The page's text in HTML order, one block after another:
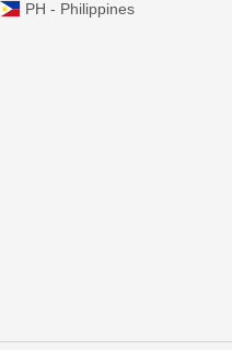
PH - Philippines